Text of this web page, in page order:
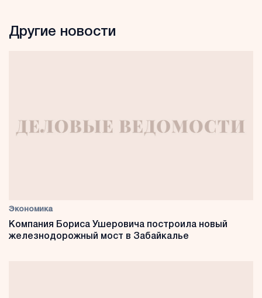
Другие новости
Экономика
Компания Бориса Ушеровича построила новый
железнодорожный мост в Забайкалье